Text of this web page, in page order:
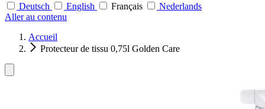
Deutsch
English Français
Nederlands
Aller au contenu
Accueil
Protecteur de tissu 0,75l Golden Care